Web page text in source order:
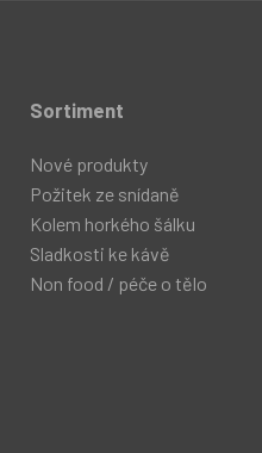
Sortiment
Nové produkty
Požitek ze snídaně
Kolem horkého šálku
Sladkosti ke kávě
Non food / péče o tělo